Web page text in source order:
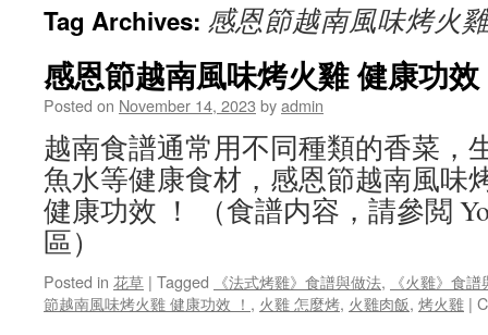
Tag Archives: 感恩節越南風味烤火
感恩節越南風味烤火雞 健康功
Posted on November 14, 2023 byadmin
越南食譜通常用不同種類的香菜，
魚水等健康食材，感恩節越南風味
健康功效 ！ （食譜内容，請參閲
區）
Posted in 花草 | Tagged 《法式烤雞》食譜與做法,
《火雞》食
節越南風味烤火雞 健康功效 ！ , 火雞 怎麼烤, 火雞肉飯, 烤火雞 |